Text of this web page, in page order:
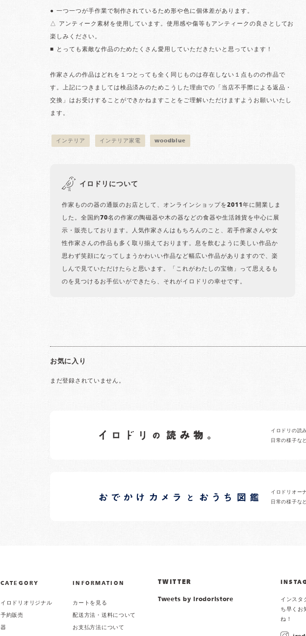
● 一つ一つが手作業で制作されているため形や色に個体差があります。
△ アンティーク素材を使用しています。使用感や傷等もアンティークの良さとしてお
楽しみください。
■ とっても素敵な作品のためたくさん愛用していただきたいと思っています！
作家さんの作品はどれを１つとっても全く同じものは存在しない１点ものの作品で
す。上記につきましては検品済みのためこうした理由での「当店不手際による返品・
交換」はお受けすることができかねますことをご理解いただけますようお願いいたし
ます。
インテリア インテリア家電 woodblue
イロドリについて
作家ものの器の通販のお店として、オンラインショップを2011年に開業しま
した。全国約70名の作家の陶磁器や木の器などの食器や生活雑貨を中心に展
示・販売しております。人気作家さんはもちろんのこと、若手作家さんや女
性作家さんの作品も多く取り揃えております。息を飲むように美しい作品か
思わず笑顔になってしまうかわいい作品など幅広い作品がありますので、楽
しんで見ていただけたらと思います。「これがわたしの宝物」って思えるも
のを見つけるお手伝いができたら、それがイロドリの幸せです。
お気に入り
まだ登録されていません。
イロドリの読
日常の様子な
イロドリオー
日常の様子な
CATEGORY
イロドリオリジナル
予約販売
器
INFORMATION
カートを見る
配送方法・送料について
お支払方法について
TWITTER
Tweets by irodoristore
インスタ
ち早くお
ね！